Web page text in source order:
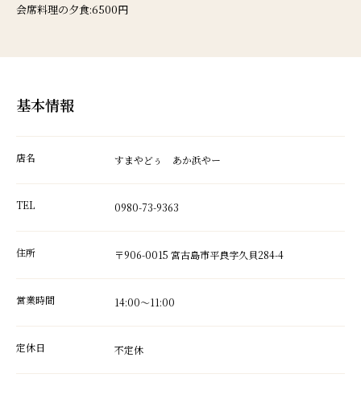
会席料理の夕食:6500円
基本情報
店名 すまやどぅ あか浜やー
TEL 0980-73-9363
住所 〒906-0015 宮古島市平良字久貝284-4
営業時間 14:00～11:00
定休日 不定休